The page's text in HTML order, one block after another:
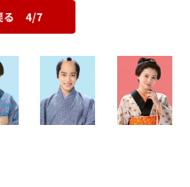
る 4/7